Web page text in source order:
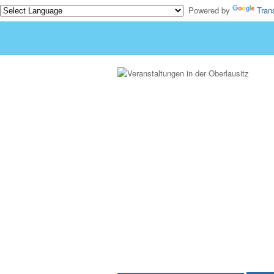
Powered by